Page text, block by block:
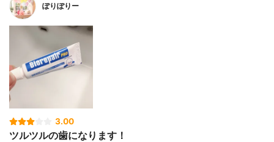
ぽりぽりー
3.00
ツルツルの歯になります！